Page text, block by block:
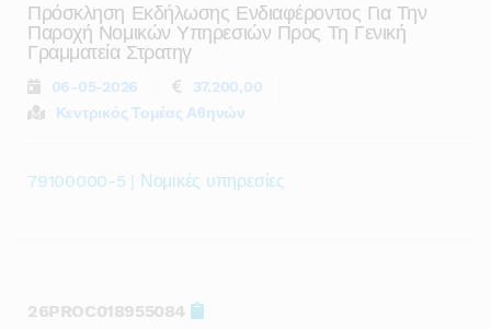
Πρόσκληση Εκδήλωσης Ενδιαφέροντος Για Την
Παροχή Νομικών Υπηρεσιών Προς Τη Γενική
Γραμματεία Στρατηγ
06-05-2026
37.200,00
Κεντρικός Τομέας Αθηνών
79100000-5 | Νομικές υπηρεσίες
26PROC018955084